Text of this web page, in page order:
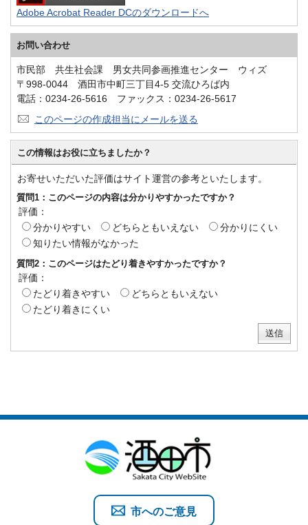
Adobe Acrobat Reader DCのダウンロードへ
お問い合わせ
市民部 共生社会課 男女共同参画推進センター ウィズ
〒998-0044 酒田市中町三丁目4-5 交流ひろば内
電話：0234-26-5616 ファックス：0234-26-5617
このページの作成担当にメールを送る
この情報はお役に立ちましたか？
お寄せいただいた評価はサイト運営の参考といたします。
質問1：このページの内容は分かりやすかったですか？
評価：
分かりやすい
どちらともいえない
分かりにくい
知りたい情報がなかった
質問2：このページはたどり着きやすかったですか？
評価：
たどり着きやすい
どちらともいえない
たどり着きにくい
市へのご意見